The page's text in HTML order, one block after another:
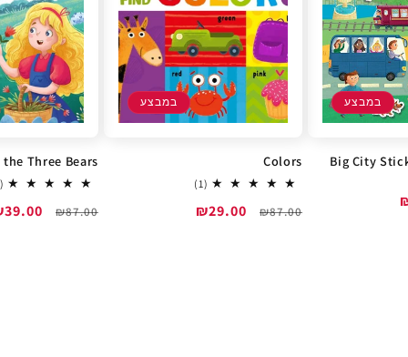
במבצע
Big City
במבצע
Colors
(1)
1
מחיר
₪87.00
מחיר
₪29.00
Three Bears
(2)
מחיר
₪87.00
מחיר